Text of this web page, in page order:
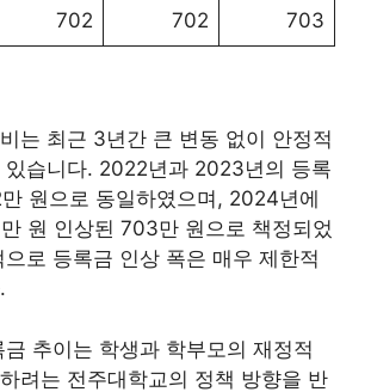
702 702 703
는 최근 3년간 큰 변동 없이 안정적
있습니다. 2022년과 2023년의 등록
원으로 동일하였으며, 2024년에
원 인상된 703만 원으로 책정되었
로 등록금 인상 폭은 매우 제한적
추이는 학생과 학부모의 재정적
려는 전주대학교의 정책 방향을 반